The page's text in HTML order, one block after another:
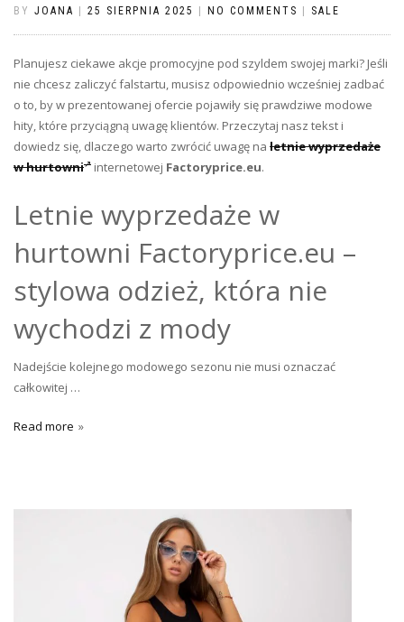
BY JOANA | 25 SIERPNIA 2025 | NO COMMENTS | SALE
Planujesz ciekawe akcje promocyjne pod szyldem swojej marki? Jeśli
nie chcesz zaliczyć falstartu, musisz odpowiednio wcześniej zadbać
o to, by w prezentowanej ofercie pojawiły się prawdziwe modowe
hity, które przyciągną uwagę klientów. Przeczytaj nasz tekst i
dowiedz się, dlaczego warto zwrócić uwagę na letnie wyprzedaże
w hurtowni
internetowej Factoryprice.eu.
Letnie wyprzedaże w
hurtowni Factoryprice.eu –
stylowa odzież, która nie
wychodzi z mody
Nadejście kolejnego modowego sezonu nie musi oznaczać
całkowitej …
Read more